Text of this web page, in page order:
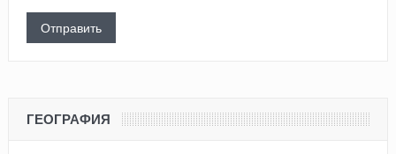
ГЕОГРАФИЯ